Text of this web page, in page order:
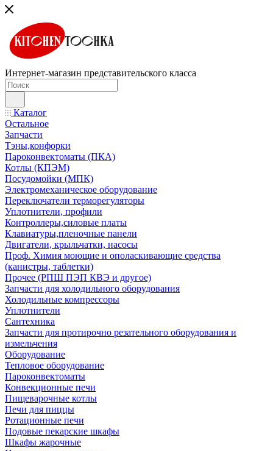
Интернет-магазин представительского класса
Каталог
Остальное
Запчасти
Тэны,конфорки
Пароконвектоматы (ПКА)
Котлы (КПЭМ)
Посудомойки (МПК)
Электромеханическое оборудование
Переключатели терморегуляторы
Уплотнители, профили
Контроллеры,силовые платы
Клавиатуры,пленочные панели
Двигатели, крыльчатки, насосы
Проф. Химия моющие и ополаскивающие средства
(канистры, таблетки)
Прочее (РПШ ПЭП КВЭ и другое)
Запчасти для холодильного оборудования
Холодильные компрессоры
Уплотнители
Сантехника
Запчасти для протирочно резательного оборудования и
измельчения
Оборудование
Тепловое оборудование
Пароконвектоматы
Конвекционные печи
Пищеварочные котлы
Печи для пиццы
Ротационные печи
Подовые пекарские шкафы
Шкафы жарочные